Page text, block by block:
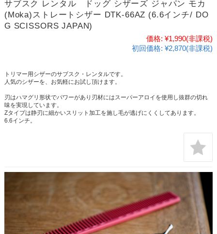
サブスク レンタル ドッグ シザーズ ジャパン モカ
(Moka)ストレートシザー DTK-66AZ (6.6インチ/ DO
G SCISSORS JAPAN)
価格: ¥1,990(非課税)
初回価格: ¥2,870(非課税)
トリマー用シザーのサブスク・レンタルです。
人気のシザーを、お気軽にお試し頂けます。
刃はハマグリ形状でパワーがあり刃材にはスーパーアロイを使用し抜群の切れ
味を実現しています。
Zタイプは静刃に細かいスリット加工を施し毛が逃げにくくしてあります。
6.6インチ。